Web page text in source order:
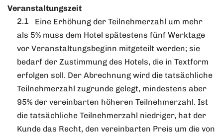
Veranstaltungszeit
Eine Erhöhung der Teilnehmerzahl um mehr
als 5% muss dem Hotel spätestens fünf Werktage
vor Veranstaltungsbeginn mitgeteilt werden; sie
bedarf der Zustimmung des Hotels, die in Textform
erfolgen soll. Der Abrechnung wird die tatsächliche
Teilnehmerzahl zugrunde gelegt, mindestens aber
95% der vereinbarten höheren Teilnehmerzahl. Ist
die tatsächliche Teilnehmerzahl niedriger, hat der
Kunde das Recht, den vereinbarten Preis um die von